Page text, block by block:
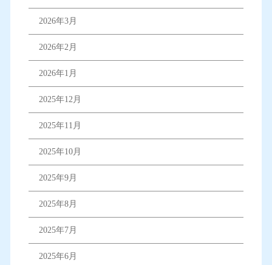
2026年3月
2026年2月
2026年1月
2025年12月
2025年11月
2025年10月
2025年9月
2025年8月
2025年7月
2025年6月